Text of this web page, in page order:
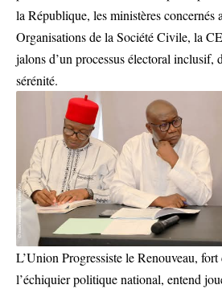
la République, les ministères concernés
Organisations de la Société Civile, la
jalons d’un processus électoral inclusif,
sérénité.
L’Union Progressiste le Renouveau,
l’échiquier politique national, entend